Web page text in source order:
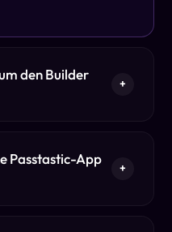
den Builder
+
Passtastic-App
+